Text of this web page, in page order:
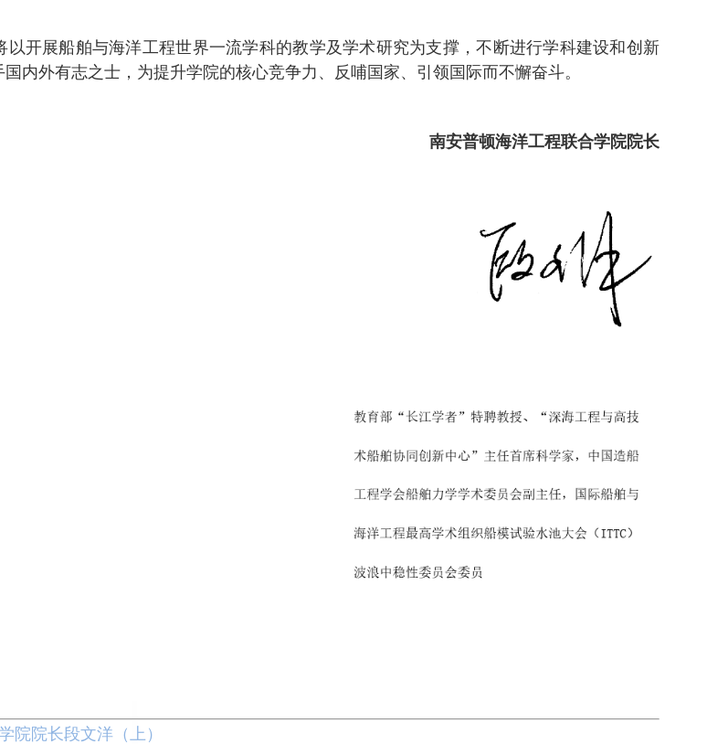
以开展船舶与海洋工程世界一流学科的教学及学术研究为支撑，不断进行学科建设和创新
内外有志之士，为提升学院的核心竞争力、反哺国家、引领国际而不懈奋斗。
南安普顿海洋工程联合学院院长
院院长段文洋（上）